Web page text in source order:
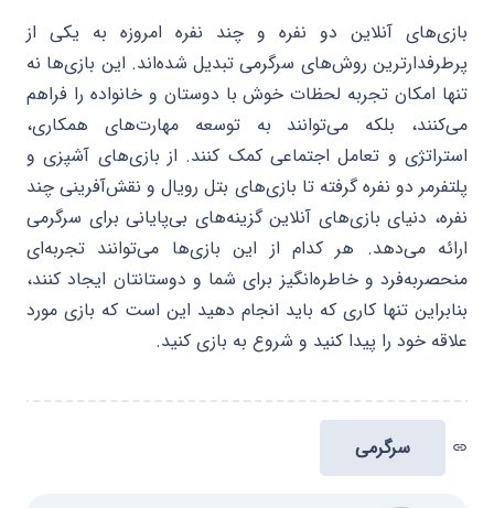
بازی‌های آنلاین دو نفره و چند نفره امروزه به یکی از
پرطرفدارترین روش‌های سرگرمی تبدیل شده‌اند. این بازی‌ها نه
تنها امکان تجربه لحظات خوش با دوستان و خانواده را فراهم
می‌کنند، بلکه می‌توانند به توسعه مهارت‌های همکاری،
استراتژی و تعامل اجتماعی کمک کنند. از بازی‌های آشپزی و
پلتفرمر دو نفره گرفته تا بازی‌های بتل رویال و نقش‌آفرینی چند
نفره، دنیای بازی‌های آنلاین گزینه‌های بی‌پایانی برای سرگرمی
ارائه می‌دهد. هر کدام از این بازی‌ها می‌توانند تجربه‌ای
منحصربه‌فرد و خاطره‌انگیز برای شما و دوستانتان ایجاد کنند،
بنابراین تنها کاری که باید انجام دهید این است که بازی مورد
علاقه خود را پیدا کنید و شروع به بازی کنید.
link سرگرمی